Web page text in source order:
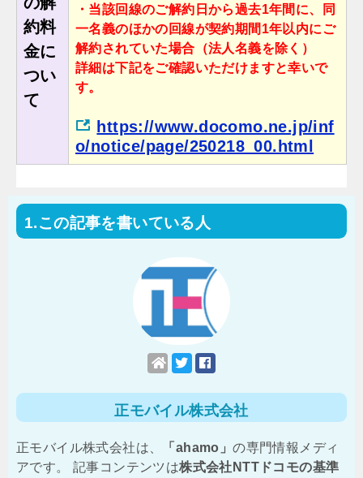
約料
金に
つい
て
・当該回線のご解約日から過去1年間に、同
一名義のほかの回線が契約期間1年以内にご
解約されていた場合（法人名義を除く）
詳細は下記をご確認いただけますと幸いで
す。
https://www.docomo.ne.jp/inf
o/notice/page/250218_00.html
この記事を書いている人
正モバイル株式会社
正モバイル株式会社は、 「ahamo」の専門情報メディ
アです。 記事コンテンツは株式会社NTTドコモの基準